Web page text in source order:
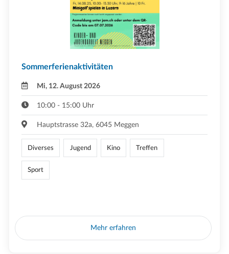
Sommerferienaktivitäten
Mi, 12. August 2026
10:00 - 15:00 Uhr
Hauptstrasse 32a, 6045 Meggen
Diverses Jugend Kino Treffen
Sport
Mehr erfahren